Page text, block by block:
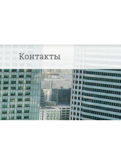
Контакты